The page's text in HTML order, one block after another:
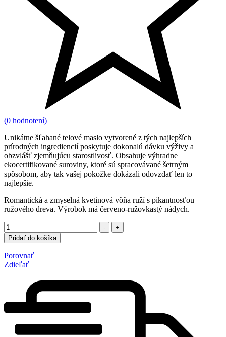
(0 hodnotení)
Unikátne šľahané telové maslo vytvorené z tých najlepších
prírodných ingrediencií poskytuje dokonalú dávku výživy a
obzvlášť zjemňujúcu starostlivosť. Obsahuje výhradne
ekocertifikované suroviny, ktoré sú spracovávané šetrným
spôsobom, aby tak vašej pokožke dokázali odovzdať len to
najlepšie.
Romantická a zmyselná kvetinová vôňa ruží s pikantnosťou
ružového dreva. Výrobok má červeno-ružovkastý nádych.
Množstvo
-
+
Pridať do košíka
Porovnať
Zdieľať